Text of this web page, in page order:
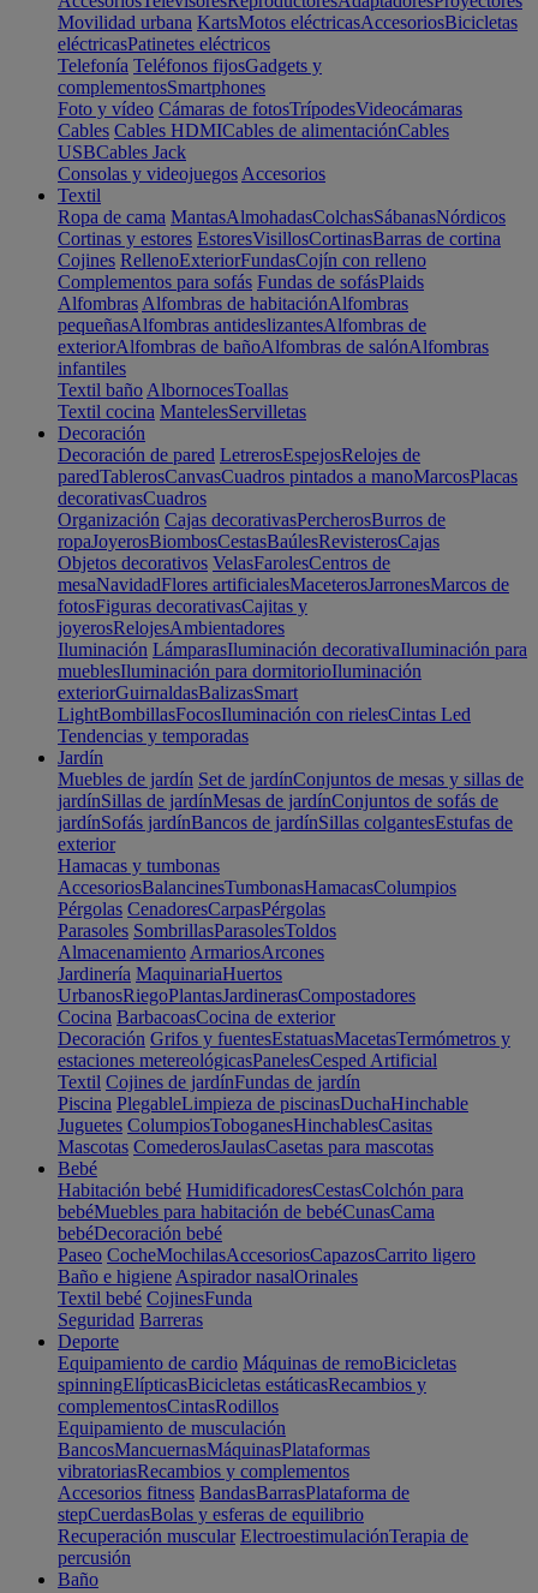
Movilidad urbana KartsMotos eléctricasAccesoriosBicicletas
eléctricasPatinetes eléctricos
Telefonía Teléfonos fijosGadgets y
complementosSmartphones
Foto y vídeo Cámaras de fotosTrípodesVideocámaras
Cables Cables HDMICables de alimentaciónCables
USBCables Jack
Consolas y videojuegos Accesorios
Textil
Ropa de cama MantasAlmohadasColchasSábanasNórdicos
Cortinas y estores EstoresVisillosCortinasBarras de cortina
Cojines RellenoExteriorFundasCojín con relleno
Complementos para sofás Fundas de sofásPlaids
Alfombras Alfombras de habitaciónAlfombras
pequeñasAlfombras antideslizantesAlfombras de
exteriorAlfombras de bañoAlfombras de salónAlfombras
infantiles
Textil baño AlbornocesToallas
Textil cocina MantelesServilletas
Decoración
Decoración de pared LetrerosEspejosRelojes de
paredTablerosCanvasCuadros pintados a manoMarcosPlacas
decorativasCuadros
Organización Cajas decorativasPercherosBurros de
ropaJoyerosBiombosCestasBaúlesRevisterosCajas
Objetos decorativos VelasFarolesCentros de
mesaNavidadFlores artificialesMaceterosJarronesMarcos de
fotosFiguras decorativasCajitas y
joyerosRelojesAmbientadores
Iluminación LámparasIluminación decorativaIluminación para
mueblesIluminación para dormitorioIluminación
exteriorGuirnaldasBalizasSmart
LightBombillasFocosIluminación con rielesCintas Led
Tendencias y temporadas
Jardín
Muebles de jardín Set de jardínConjuntos de mesas y sillas de
jardínSillas de jardínMesas de jardínConjuntos de sofás de
jardínSofás jardínBancos de jardínSillas colgantesEstufas de
exterior
Hamacas y tumbonas
AccesoriosBalancinesTumbonasHamacasColumpios
Pérgolas CenadoresCarpasPérgolas
Parasoles SombrillasParasolesToldos
Almacenamiento ArmariosArcones
Jardinería MaquinariaHuertos
UrbanosRiegoPlantasJardinerasCompostadores
Cocina BarbacoasCocina de exterior
Decoración Grifos y fuentesEstatuasMacetasTermómetros y
estaciones metereológicasPanelesCesped Artificial
Textil Cojines de jardínFundas de jardín
Piscina PlegableLimpieza de piscinasDuchaHinchable
Juguetes ColumpiosToboganesHinchablesCasitas
Mascotas ComederosJaulasCasetas para mascotas
Bebé
Habitación bebé HumidificadoresCestasColchón para
bebéMuebles para habitación de bebéCunasCama
bebéDecoración bebé
Paseo CocheMochilasAccesoriosCapazosCarrito ligero
Baño e higiene Aspirador nasalOrinales
Textil bebé CojinesFunda
Seguridad Barreras
Deporte
Equipamiento de cardio Máquinas de remoBicicletas
spinningElípticasBicicletas estáticasRecambios y
complementosCintasRodillos
Equipamiento de musculación
BancosMancuernasMáquinasPlataformas
vibratoriasRecambios y complementos
Accesorios fitness BandasBarrasPlataforma de
stepCuerdasBolas y esferas de equilibrio
Recuperación muscular ElectroestimulaciónTerapia de
percusión
Baño